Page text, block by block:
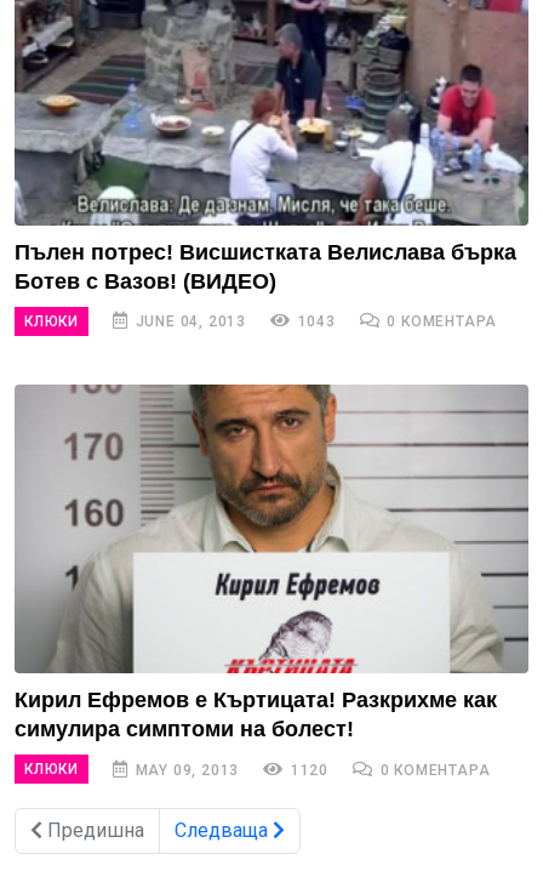
Пълен потрес! Висшистката Велислава бърка
Ботев с Вазов! (ВИДЕО)
КЛЮКИ JUNE 04, 2013 1043 0 КОМЕНТАРА
Кирил Ефремов е Къртицата! Разкрихме как
симулира симптоми на болест!
КЛЮКИ MAY 09, 2013 1120 0 КОМЕНТАРА
Предишна Следваща